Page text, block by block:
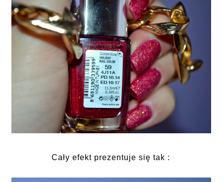
Cały efekt prezentuje się tak :